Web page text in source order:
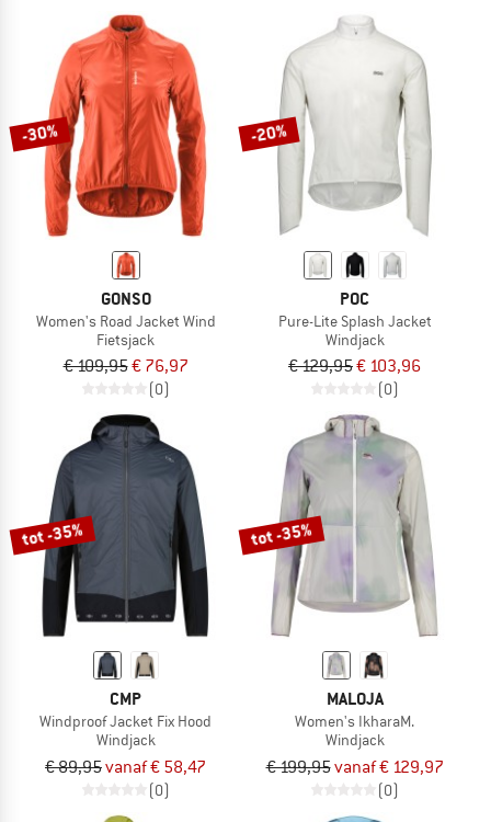
-30%
GONSO
Women's Road Jacket Wind
Fietsjack
€ 109,95€ 76,97
(0)
-20%
POC
Pure-Lite Splash Jacket
Windjack
€ 129,95€ 103,96
(0)
tot -35%
CMP
Windproof Jacket Fix Hood
Windjack
€ 89,95vanaf € 58,47
(0)
tot -35%
MALOJA
Women's IkharaM.
Windjack
€ 199,95vanaf € 129,97
(0)